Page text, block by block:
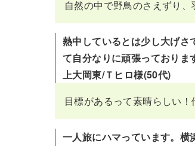
自然の中で野鳥のさえずり、
熱中しているとは少し大げさ
て自分なりに頑張っておりま
上大岡東/Ｔヒロ様(50代)
目標があるって素晴らしい
一人旅にハマっています。横